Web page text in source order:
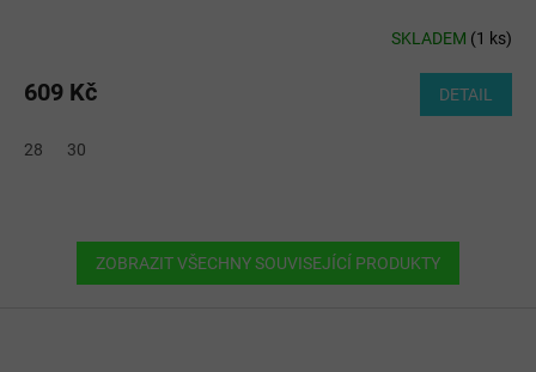
SKLADEM (1 ks)
609 Kč DETAIL
28 30
ZOBRAZIT VŠECHNY SOUVISEJÍCÍ PRODUKTY